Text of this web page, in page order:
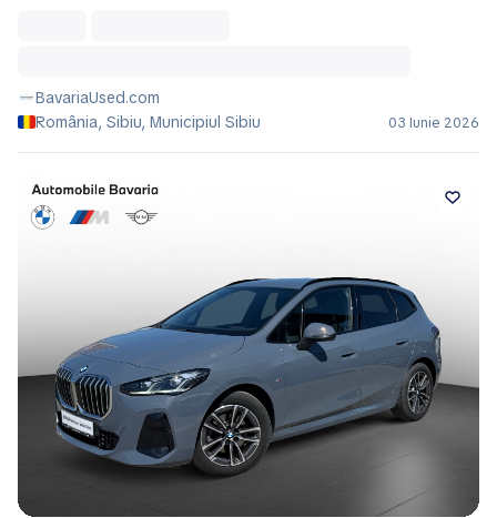
BavariaUsed.com
România, Sibiu, Municipiul Sibiu
03 Iunie 2026